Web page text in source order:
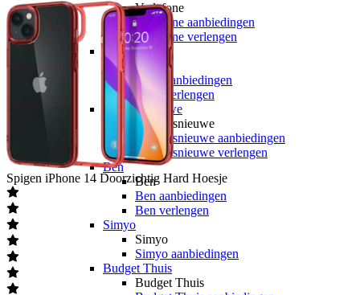
Vodafone
Vodafone aanbiedingen
Vodafone verlengen
KPN
KPN
KPN aanbiedingen
KPN verlengen
hollandsnieuwe
hollandsnieuwe
hollandsnieuwe aanbiedingen
hollandsnieuwe verlengen
Ben
Ben
Ben aanbiedingen
Ben verlengen
Simyo
Simyo
Simyo aanbiedingen
Budget Thuis
Budget Thuis
Spigen iPhone 14 Doorzichtig Hard Hoesje